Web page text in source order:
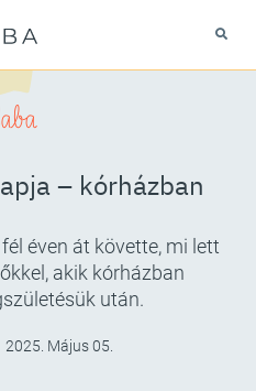
– kórházban
éven át követte, mi lett
akik kórházban
után.
2025. Május 05.